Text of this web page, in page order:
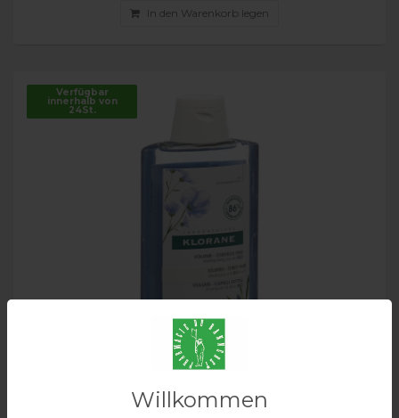
Willkommen
In den Warenkorb legen
Verfügbar
innerhalb von
24St.